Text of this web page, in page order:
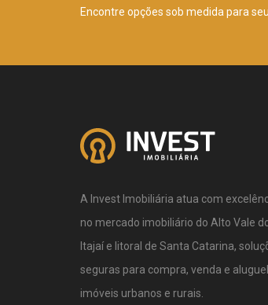
Encontre opções sob medida para
A Invest Imobiliária atua com
no mercado imobiliário do Alto Vale
Itajaí e litoral de Santa Catarina,
seguras para compra, venda e
imóveis urbanos e rurais.